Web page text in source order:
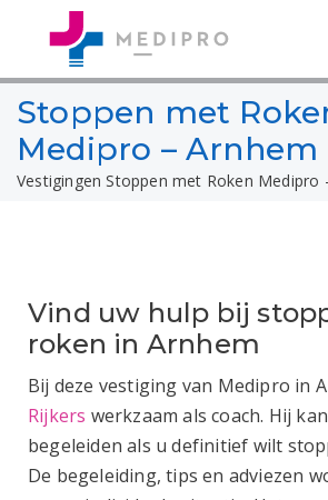
Stoppen met
Medipro – Arnhem
Vestigingen Stoppen met Roken Medipro
Vind uw hulp bij
roken in Arnhem
Bij deze vestiging van Medipro in
Rijkers werkzaam als coach. Hij
begeleiden als u definitief wilt
De begeleiding, tips en adviezen